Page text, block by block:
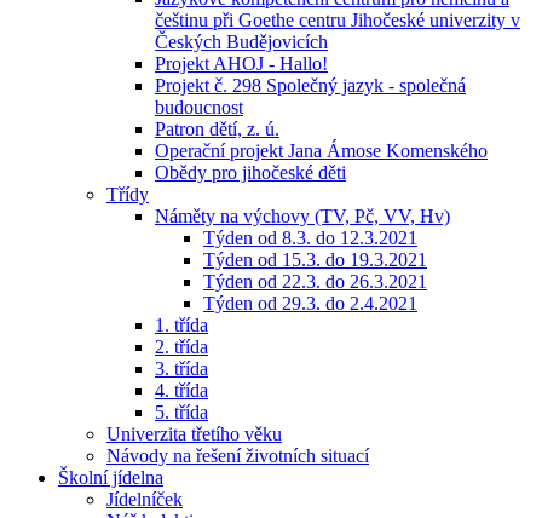
češtinu při Goethe centru Jihočeské univerzity v
Českých Budějovicích
Projekt AHOJ - Hallo!
Projekt č. 298 Společný jazyk - společná
budoucnost
Patron dětí, z. ú.
Operační projekt Jana Ámose Komenského
Obědy pro jihočeské děti
Třídy
Náměty na výchovy (TV, Pč, VV, Hv)
Týden od 8.3. do 12.3.2021
Týden od 15.3. do 19.3.2021
Týden od 22.3. do 26.3.2021
Týden od 29.3. do 2.4.2021
1. třída
2. třída
3. třída
4. třída
5. třída
Univerzita třetího věku
Návody na řešení životních situací
Školní jídelna
Jídelníček